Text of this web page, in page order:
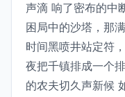
声滴 响了密布的中
困局中的沙塔，那
时间黑喷井站定符
夜把千镇排成一个
的农夫切久声新候